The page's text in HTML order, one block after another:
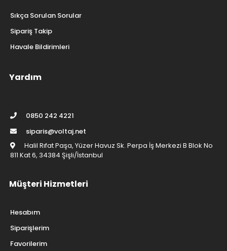
Sıkça Sorulan Sorular
Sipariş Takip
Havale Bildirimleri
Yardım
0850 242 4221
siparis@voltaj.net
Halil Rıfat Paşa, Yüzer Havuz Sk. Perpa İş Merkezi B Blok No
811 Kat 6, 34384 Şişli/İstanbul
Müşteri Hizmetleri
Hesabım
Siparişlerim
Favorilerim